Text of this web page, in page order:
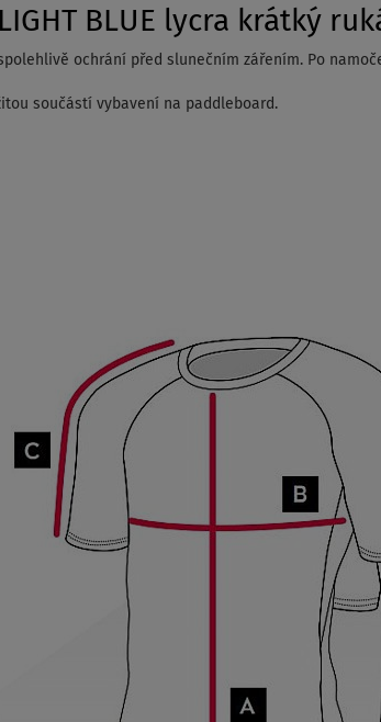
BLUE lycra krátký
spolehlivě ochrání před slunečním zářením. Po
součástí vybavení na paddleboard.